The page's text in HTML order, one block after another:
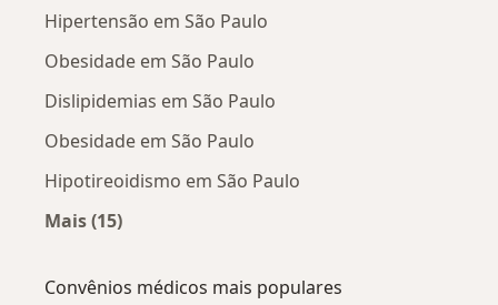
Hipertensão em São Paulo
Obesidade em São Paulo
Dislipidemias em São Paulo
Obesidade em São Paulo
Hipotireoidismo em São Paulo
Mais (15)
Convênios médicos mais populares